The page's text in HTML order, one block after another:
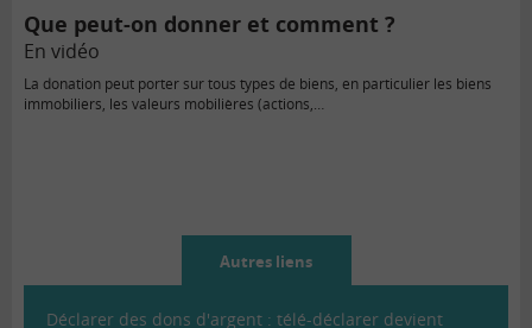
Que peut-on donner et comment ?
En vidéo
La donation peut porter sur tous types de biens, en particulier les biens
immobiliers, les valeurs mobilières (actions,…
Autres liens
Déclarer des dons d'argent : télé-déclarer devient